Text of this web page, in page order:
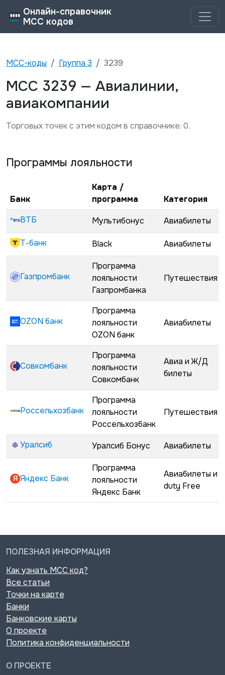
Онлайн-справочник
MCC кодов
MCC-коды Группа 3 3239
MCC 3239 — Авиалинии,
авиакомпании
Торговых точек с этим кодом в справочнике: 0.
Программы лояльности
Банк
Карта /
программа
Категория
ВТБ
Мультибонус Авиабилеты
Т-банк Black Авиабилеты
Газпромбанк
Программа
лояльности
Газпромбанка
Путешествия
OZON банк
Программа
лояльности
OZON банк
Авиабилеты
Совкомбанк
Программа
лояльности
Совкомбанк
Авиа и Ж/Д
билеты
Россельхозбанк
Программа
лояльности
Россельхозбанк
Путешествия
Уралсиб Уралсиб Бонус Авиабилеты
Яндекс Банк
Программа
лояльности
Яндекс Банк
Авиабилеты и
duty Free
ПОЛЕЗНАЯ ИНФОРМАЦИЯ
Как узнать MCC код?
Все статьи
Точки на карте
Банки
Банковские карты
О проекте
Политика конфиденциальности
О ПРОЕКТЕ